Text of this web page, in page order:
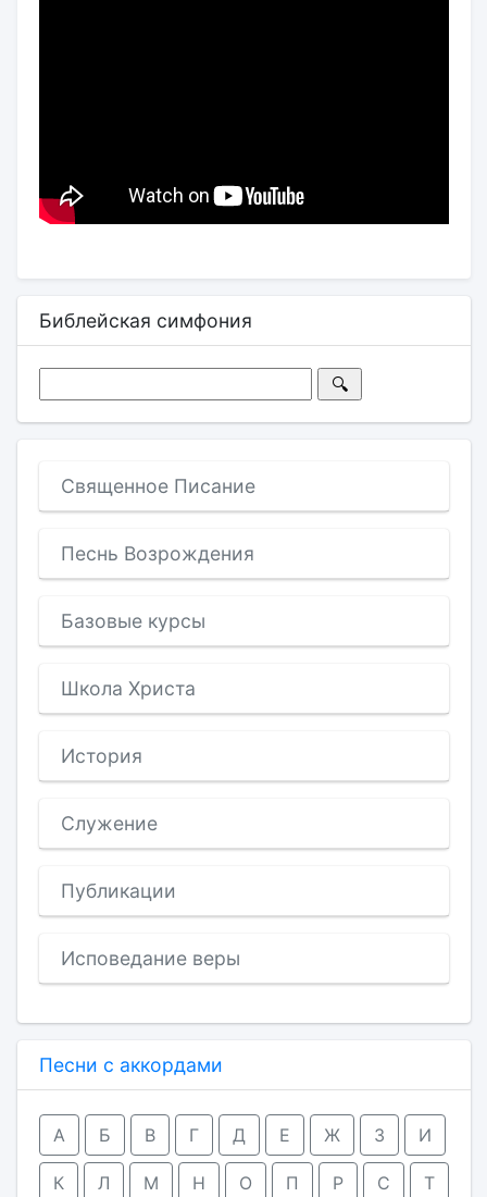
Библейская симфония
Священное Писание
Песнь Возрождения
Базовые курсы
Школа Христа
История
Служение
Публикации
Исповедание веры
Песни с аккордами
А Б В Г Д Е Ж З И
К Л М Н О П Р С Т